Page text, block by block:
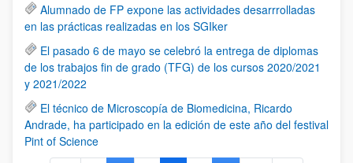
Alumnado de FP expone las actividades desarrrolladas
en las prácticas realizadas en los SGIker
El pasado 6 de mayo se celebró la entrega de diplomas
de los trabajos fin de grado (TFG) de los cursos 2020/2021
y 2021/2022
El técnico de Microscopía de Biomedicina, Ricardo
Andrade, ha participado en la edición de este año del festival
Pint of Science